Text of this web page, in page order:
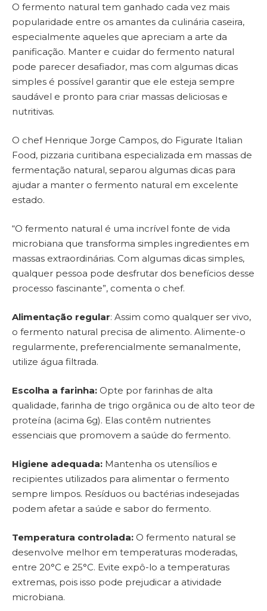
O fermento natural tem ganhado cada vez mais
popularidade entre os amantes da culinária caseira,
especialmente aqueles que apreciam a arte da
panificação. Manter e cuidar do fermento natural
pode parecer desafiador, mas com algumas dicas
simples é possível garantir que ele esteja sempre
saudável e pronto para criar massas deliciosas e
nutritivas.
O chef Henrique Jorge Campos, do Figurate Italian
Food, pizzaria curitibana especializada em massas de
fermentação natural, separou algumas dicas para
ajudar a manter o fermento natural em excelente
estado.
“O fermento natural é uma incrível fonte de vida
microbiana que transforma simples ingredientes em
massas extraordinárias. Com algumas dicas simples,
qualquer pessoa pode desfrutar dos benefícios desse
processo fascinante”, comenta o chef.
Alimentação regular: Assim como qualquer ser vivo,
o fermento natural precisa de alimento. Alimente-o
regularmente, preferencialmente semanalmente,
utilize água filtrada.
Escolha a farinha: Opte por farinhas de alta
qualidade, farinha de trigo orgânica ou de alto teor de
proteína (acima 6g). Elas contêm nutrientes
essenciais que promovem a saúde do fermento.
Higiene adequada: Mantenha os utensílios e
recipientes utilizados para alimentar o fermento
sempre limpos. Resíduos ou bactérias indesejadas
podem afetar a saúde e sabor do fermento.
Temperatura controlada: O fermento natural se
desenvolve melhor em temperaturas moderadas,
entre 20°C e 25°C. Evite expô-lo a temperaturas
extremas, pois isso pode prejudicar a atividade
microbiana.